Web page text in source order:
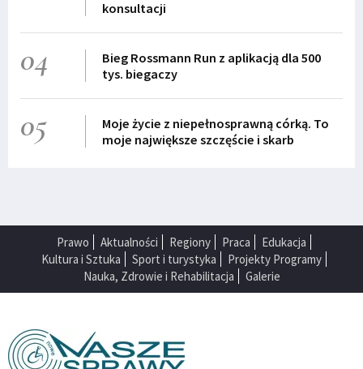
konsultacji
04
Bieg Rossmann Run z aplikacją dla 500
tys. biegaczy
05
Moje życie z niepełnosprawną córką. To
moje największe szczęście i skarb
Prawo Aktualności Regiony Praca
Edukacja
Kultura i Sztuka
Sport i turystyka
Projekty Programy
Nauka, Zdrowie i Rehabilitacja
Galerie